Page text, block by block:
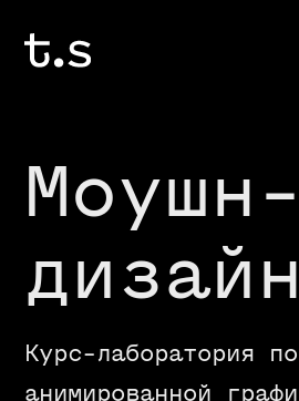
дизайн
Курс-лаборатория по созданию
анимированной графики
и работе с движением в Adobe
лирик-видео.